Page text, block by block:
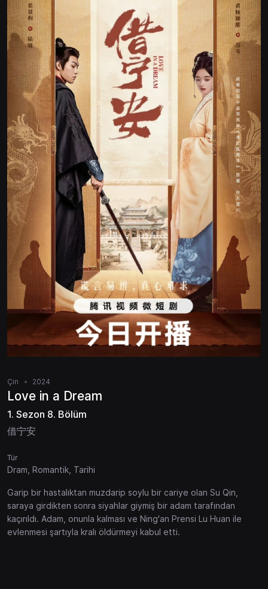
Çin 2024
Love in a Dream
1. Sezon 8. Bölüm
借宁安
Tür
Dram, Romantik, Tarihi
Garip bir hastalıktan muzdarip soylu bir cariye olan Su Qin,
saraya girdikten sonra siyahlar giymiş bir adam tarafından
kaçırıldı. Adam, onunla kalması ve Ning'an Prensi Lu Huan ile
evlenmesi şartıyla kralı öldürmeyi kabul etti.